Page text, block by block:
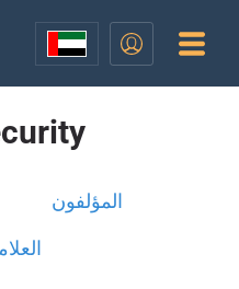
المؤلفون